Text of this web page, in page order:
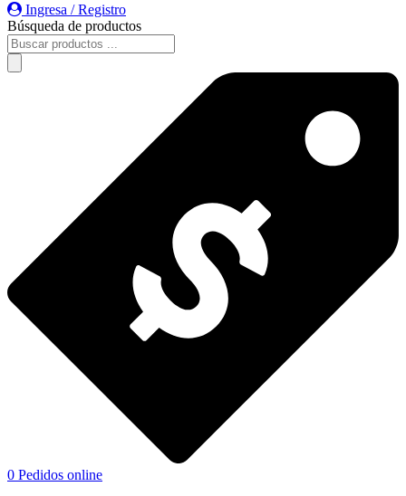
Ingresa / Registro
Búsqueda de productos
0 Pedidos online